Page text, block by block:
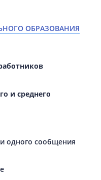
ОБРАЗОВАНИЯ
и среднего
одного сообщения